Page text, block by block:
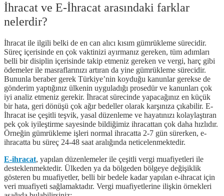
İhracat ve E-İhracat arasındaki farklar
nelerdir?
İhracat ile ilgili belki de en can alıcı kısım gümrükleme sürecidir.
Süreç içerisinde en çok vaktinizi ayırmanız gereken, tüm adımları
belli bir disiplin içerisinde takip etmeniz gereken ve vergi, harç gibi
ödemeler ile masraflarınızı artıran da yine gümrükleme sürecidir.
Bununla beraber gerek Türkiye’nin koyduğu kanunlar gerekse de
gönderim yaptığınız ülkenin uyguladığı prosedür ve kanunları çok
iyi analiz etmeniz gerekir. İhracat sürecinde yapacağınız en küçük
bir hata, geri dönüşü çok ağır bedeller olarak karşınıza çıkabilir. E-
İhracat ise çeşitli teşvik, yasal düzenleme ve hayatınızı kolaylaştıran
pek çok iyileştirme sayesinde bildiğimiz ihracattan çok daha hızlıdır.
Örneğin gümrükleme işleri normal ihracatta 2-7 gün sürerken, e-
ihracatta bu süreç 24-48 saat aralığında neticelenmektedir.
E-ihracat, yapılan düzenlemeler ile çeşitli vergi muafiyetleri ile
desteklenmektedir. Ülkeden ya da bölgeden bölgeye değişiklik
gösteren bu muafiyetler, belli bir bedele kadar yapılan e-ihracat için
veri muafiyeti sağlamaktadır. Vergi muafiyetlerine ilişkin örnekleri